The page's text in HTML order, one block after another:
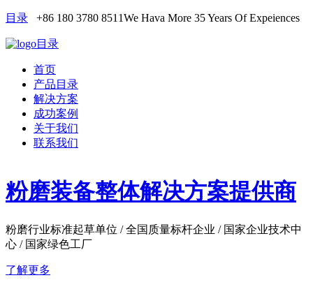
目录 +86 180 3780 8511We Hava More 35 Years Of Expeiences
目录
首页
产品目录
解决方案
成功案例
关于我们
联系我们
粉磨装备整体解决方案提供商
粉磨行业标准起草单位 / 全国质量标杆企业 / 国家企业技术中
心 / 国家绿色工厂
了解更多